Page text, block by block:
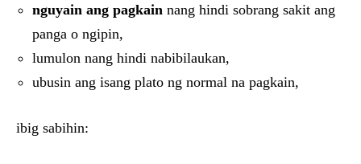
nguyain ang pagkain nang hindi sobrang sakit ang
panga o ngipin,
lumulon nang hindi nabibilaukan,
ubusin ang isang plato ng normal na pagkain,
ibig sabihin: